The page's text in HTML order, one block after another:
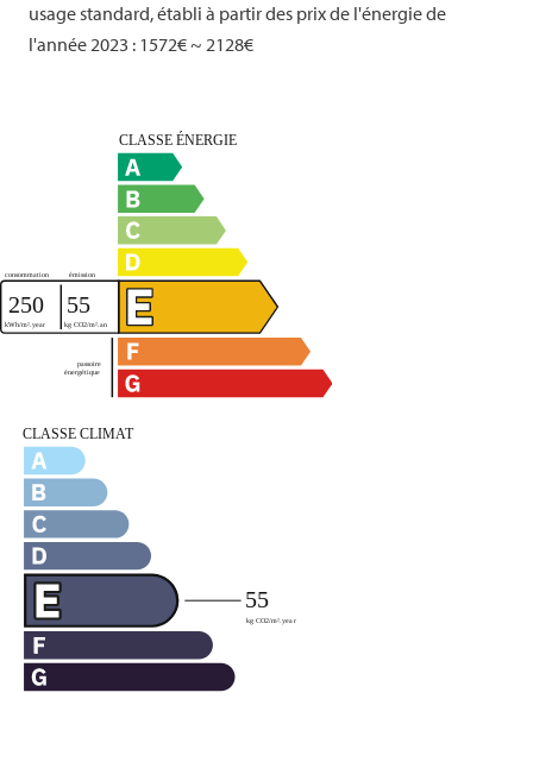
usage standard, établi à partir des prix de l'énergie de
l'année 2023 : 1572€ ~ 2128€